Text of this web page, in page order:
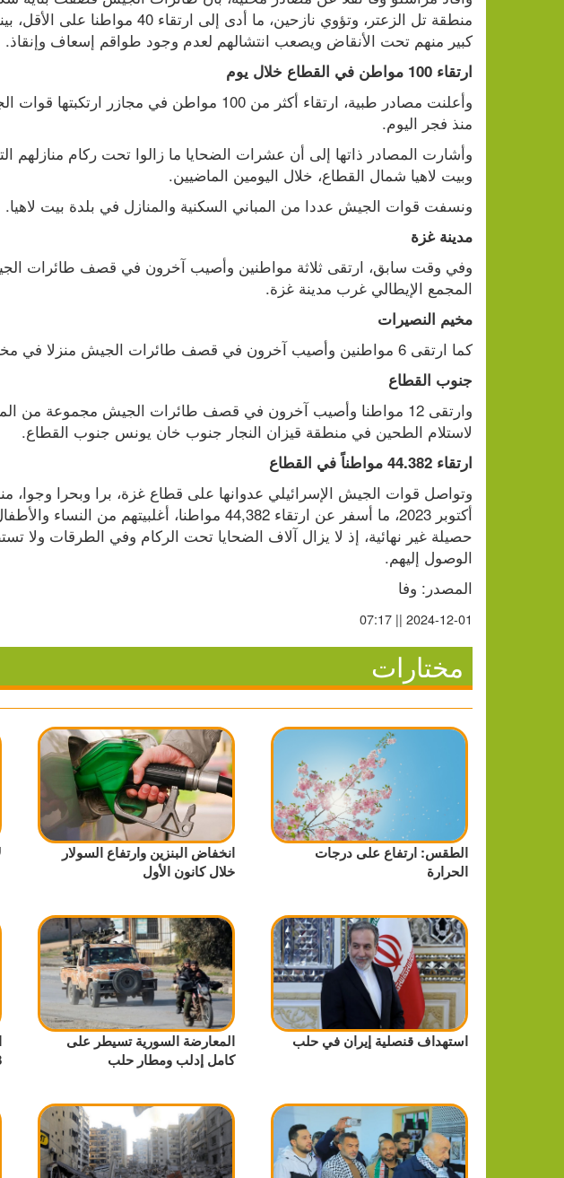
كبير منهم تحت الأنقاض ويصعب انتشالهم لعدم وجود طواقم إسعاف وإنقاذ.
ارتقاء 100 مواطن في القطاع خلال يوم
منذ فجر اليوم.
وبيت لاهيا شمال القطاع، خلال اليومين الماضيين.
ونسفت قوات الجيش عددا من المباني السكنية والمنازل في بلدة بيت لاهيا.
مدينة غزة
المجمع الإيطالي غرب مدينة غزة.
مخيم النصيرات
كما ارتقى 6 مواطنين وأصيب آخرون في قصف طائرات الجيش منزلا في مخيم النصيرات وسط القطاع.
جنوب القطاع
لاستلام الطحين في منطقة قيزان النجار جنوب خان يونس جنوب القطاع.
ارتقاء 44.382 مواطناً في القطاع
الوصول إليهم.
المصدر: وفا
2024-12-01 || 07:17
مختارات
الطقس: ارتفاع على درجات
الحرارة
انخفاض البنزين وارتفاع السولار
خلال كانون الأول
استهداف قنصلية إيران في حلب
المعارضة السورية تسيطر على
كامل إدلب ومطار حلب
8